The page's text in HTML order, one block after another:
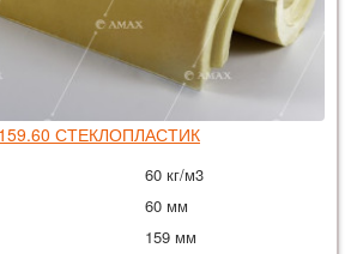
СТЕКЛОПЛАСТИК
60 кг/м3
60 мм
159 мм